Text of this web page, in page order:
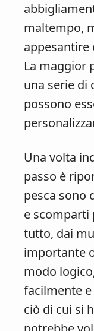
maltempo,
appesantire
La maggior
una serie di
possono
Una volta
passo è
pesca sono
e scomparti
tutto, dai
importante
modo
facilmente
ciò di cui si